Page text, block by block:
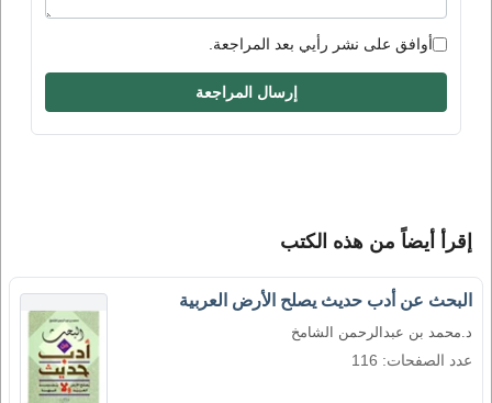
أوافق على نشر رأيي بعد المراجعة.
إرسال المراجعة
إقرأ أيضاً من هذه الكتب
البحث عن أدب حديث يصلح الأرض العربية
د.محمد بن عبدالرحمن الشامخ
عدد الصفحات: 116